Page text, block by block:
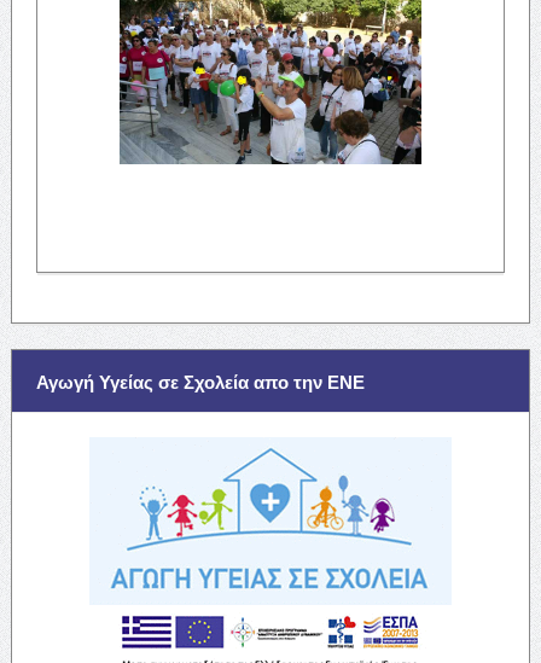
Αγωγή Υγείας σε Σχολεία απο την ΕΝΕ